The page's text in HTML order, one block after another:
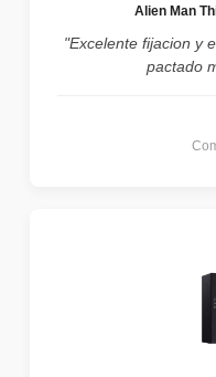
Alien Man
"Excelente fijacion y
pactado